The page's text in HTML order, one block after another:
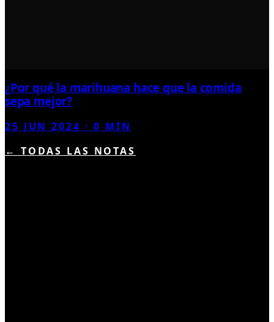
¿Por qué la marihuana hace que la comida
sepa mejor?
25 JUN 2024 ·0 MIN
← TODAS LAS NOTAS